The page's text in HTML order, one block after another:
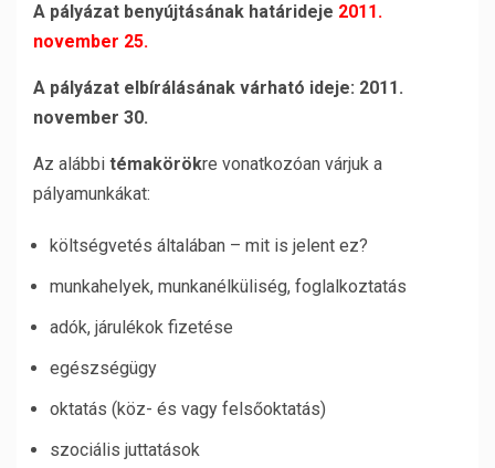
A pályázat benyújtásának határideje 2011.
november 25.
A pályázat elbírálásának várható ideje: 2011.
november 30.
Az alábbi témakörökre vonatkozóan várjuk a
pályamunkákat:
költségvetés általában – mit is jelent ez?
munkahelyek, munkanélküliség, foglalkoztatás
adók, járulékok fizetése
egészségügy
oktatás (köz- és vagy felsőoktatás)
szociális juttatások